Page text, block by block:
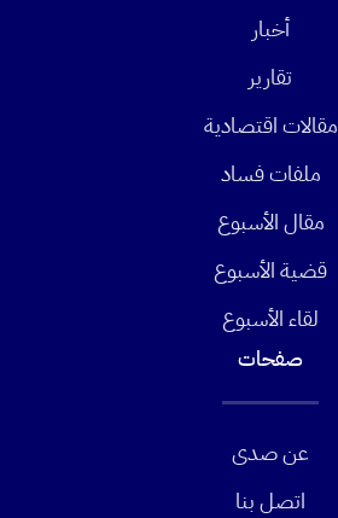
أخبار
تقارير
مقالات اقتصادية
ملفات فساد
مقال الأسبوع
قضية الأسبوع
لقاء الأسبوع
صفحات
عن صدى
اتصل بنا